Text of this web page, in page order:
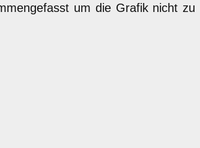
um die Grafik nicht zu